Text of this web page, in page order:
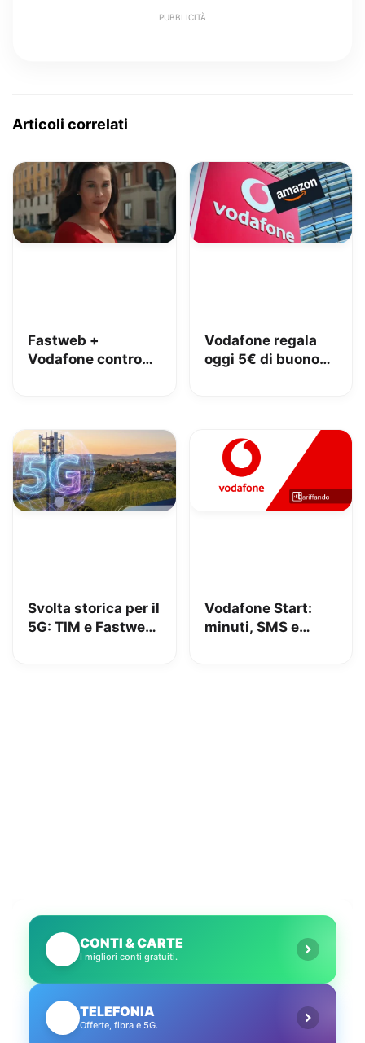
PUBBLICITÀ
Articoli correlati
Fastweb +
Vodafone contro
Vodafone regala
oggi 5€ di buono
Svolta storica per il
5G: TIM e Fastweb
Vodafone Start:
minuti, SMS e
CONTI & CARTE
I migliori conti gratuiti.
TELEFONIA
Offerte, fibra e 5G.